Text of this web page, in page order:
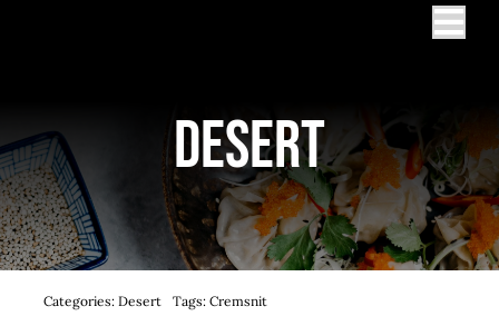
Servicii catering
Bufet suedez si Coffee Break
Desert
Categories: Desert Tags: Cremsnit